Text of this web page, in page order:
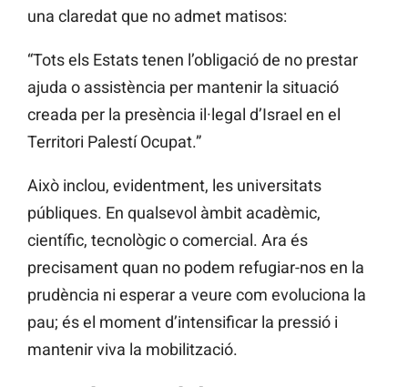
una claredat que no admet matisos:
“Tots els Estats tenen l’obligació de no prestar
ajuda o assistència per mantenir la situació
creada per la presència il·legal d’Israel en el
Territori Palestí Ocupat.”
Això inclou, evidentment, les universitats
públiques. En qualsevol àmbit acadèmic,
científic, tecnològic o comercial. Ara és
precisament quan no podem refugiar-nos en la
prudència ni esperar a veure com evoluciona la
pau; és el moment d’intensificar la pressió i
mantenir viva la mobilització.